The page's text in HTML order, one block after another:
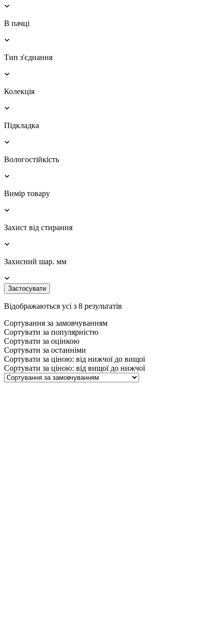
В пачці
Тип з'єднання
Колекція
Підкладка
Вологостійкість
Вимір товару
Захист від стирання
Захисний шар. мм
Застосувати
Відображаються усі з 8 результатів
Сортування за замовчуванням
Сортувати за популярністю
Сортувати за оцінкою
Сортувати за останніми
Сортувати за ціною: від нижчої до вищої
Сортувати за ціною: від вищої до нижчої